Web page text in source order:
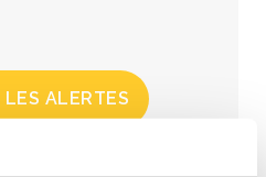
LES ALERTES